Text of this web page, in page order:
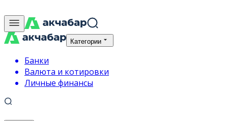
Категории
Банки
Валюта и котировки
Личные финансы